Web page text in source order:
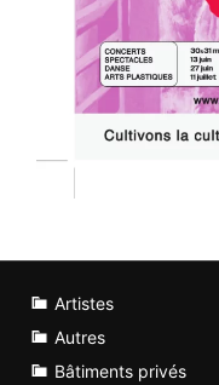
Artistes
Autres
Bâtiments privés